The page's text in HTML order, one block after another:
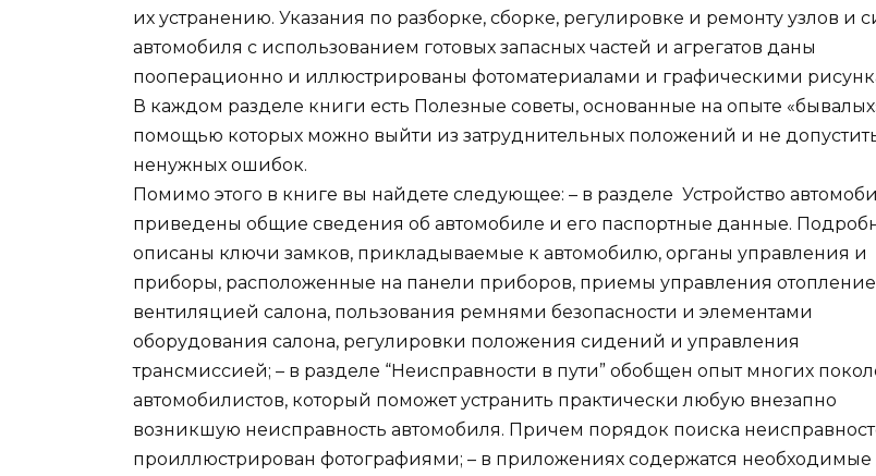
их устранению. Указания по разборке, сборке, регулировке и ремонту узлов и
автомобиля с использованием готовых запасных частей и агрегатов даны
пооперационно и иллюстрированы фотоматериалами и графическими
В каждом разделе книги есть Полезные советы, основанные на опыте
помощью которых можно выйти из затруднительных положений и не
ненужных ошибок.
Помимо этого в книге вы найдете следующее: – в разделе Устройство
приведены общие сведения об автомобиле и его паспортные данные.
описаны ключи замков, прикладываемые к автомобилю, органы управления и
приборы, расположенные на панели приборов, приемы управления
вентиляцией салона, пользования ремнями безопасности и элементами
оборудования салона, регулировки положения сидений и управления
трансмиссией; – в разделе “Неисправности в пути” обобщен опыт многих
автомобилистов, который поможет устранить практически любую внезапно
возникшую неисправность автомобиля. Причем порядок поиска
проиллюстрирован фотографиями; – в приложениях содержатся необходимые